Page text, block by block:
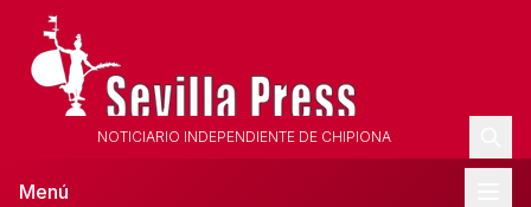
NOTICIARIO INDEPENDIENTE DE CHIPIONA
Menú